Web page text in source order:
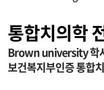
통합치의학
Brown university 학
보건복지부인증 통합